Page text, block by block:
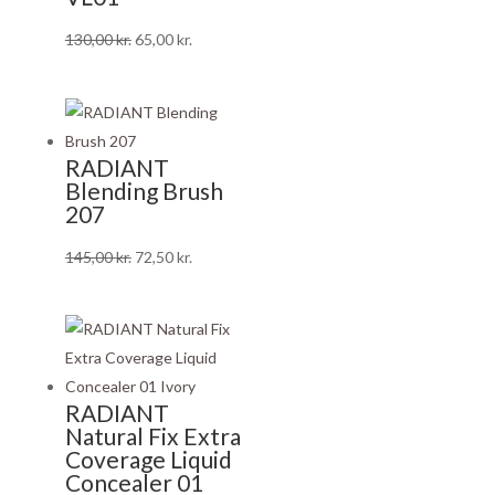
130,00kr.Den
var:
65,00kr.
er:
RADIANT
Blending Brush
207
145,00kr. Den
145,00 kr..
72,50kr.
72,50 kr..
RADIANT
Natural Fix Extra
Coverage Liquid
Concealer 01